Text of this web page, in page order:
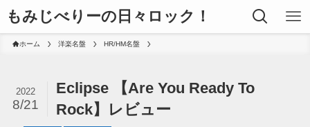
もみじべりーの日々ロック！
ホーム 洋楽名盤 HR/HM名盤
Eclipse 【Are You Ready To
Rock】レビュー
2022
8/21